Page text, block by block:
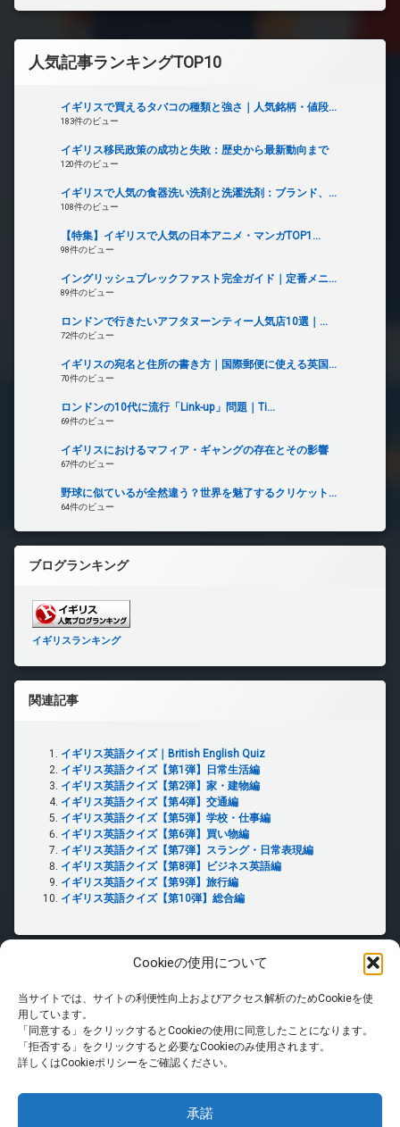
Cookieの使用について
当サイトでは、サイトの利便性向上およびアクセス解析のためCookieを使
用しています。
「同意する」をクリックするとCookieの使用に同意したことになります。
「拒否する」をクリックすると必要なCookieのみ使用されます。
詳しくはCookieポリシーをご確認ください。
承諾
人気記事ランキングTOP10
イギリスで買えるタバコの種類と強さ｜人気銘柄・値段...
183件のビュー
イギリス移民政策の成功と失敗：歴史から最新動向まで
120件のビュー
イギリスで人気の食器洗い洗剤と洗濯洗剤：ブランド、...
108件のビュー
【特集】イギリスで人気の日本アニメ・マンガTOP1...
98件のビュー
イングリッシュブレックファスト完全ガイド｜定番メニ...
89件のビュー
ロンドンで行きたいアフタヌーンティー人気店10選｜...
72件のビュー
イギリスの宛名と住所の書き方｜国際郵便に使える英国...
70件のビュー
ロンドンの10代に流行「Link-up」問題｜Ti...
69件のビュー
イギリスにおけるマフィア・ギャングの存在とその影響
67件のビュー
野球に似ているが全然違う？世界を魅了するクリケット...
64件のビュー
ブログランキング
イギリスランキング
関連記事
イギリス英語クイズ｜British English Quiz
イギリス英語クイズ【第1弾】日常生活編
イギリス英語クイズ【第2弾】家・建物編
イギリス英語クイズ【第4弾】交通編
イギリス英語クイズ【第5弾】学校・仕事編
イギリス英語クイズ【第6弾】買い物編
イギリス英語クイズ【第7弾】スラング・日常表現編
イギリス英語クイズ【第8弾】ビジネス英語編
イギリス英語クイズ【第9弾】旅行編
イギリス英語クイズ【第10弾】総合編
ホーム
PRIVACY POLICY